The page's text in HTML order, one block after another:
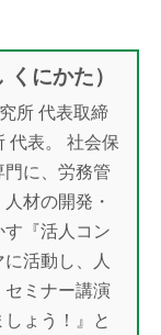
にかた）
所 代表取締
代表。 社会保
に、労務管
材の開発・
『活人コン
活動し、人
ミナー講演
ょう！』と